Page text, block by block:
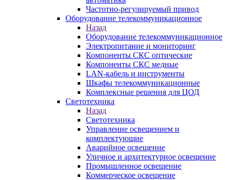
Частотно-регулируемый привод
Оборудование телекоммуникационное
Назад
Оборудование телекоммуникационное
Электропитание и мониторинг
Компоненты СКС оптические
Компоненты СКС медные
LAN-кабель и инструменты
Шкафы телекоммуникационные
Комплексные решения для ЦОД
Светотехника
Назад
Светотехника
Управление освещением и
комплектующие
Аварийное освещение
Уличное и архитектурное освещение
Промышленное освещение
Коммерческое освещение